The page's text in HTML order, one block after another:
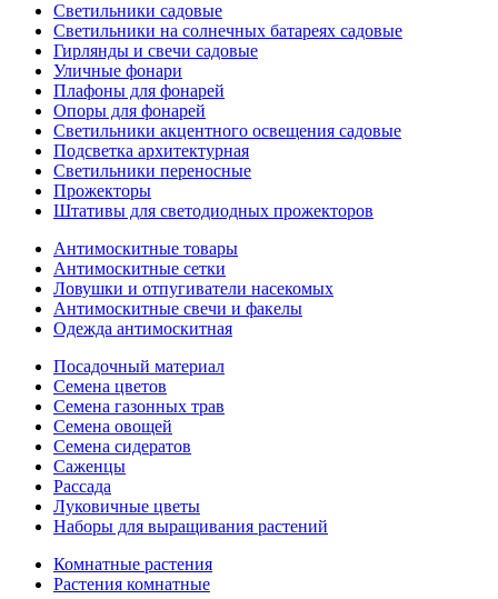
Светильники садовые
Светильники на солнечных батареях садовые
Гирлянды и свечи садовые
Уличные фонари
Плафоны для фонарей
Опоры для фонарей
Светильники акцентного освещения садовые
Подсветка архитектурная
Светильники переносные
Прожекторы
Штативы для светодиодных прожекторов
Антимоскитные товары
Антимоскитные сетки
Ловушки и отпугиватели насекомых
Антимоскитные свечи и факелы
Одежда антимоскитная
Посадочный материал
Семена цветов
Семена газонных трав
Семена овощей
Семена сидератов
Саженцы
Рассада
Луковичные цветы
Наборы для выращивания растений
Комнатные растения
Растения комнатные